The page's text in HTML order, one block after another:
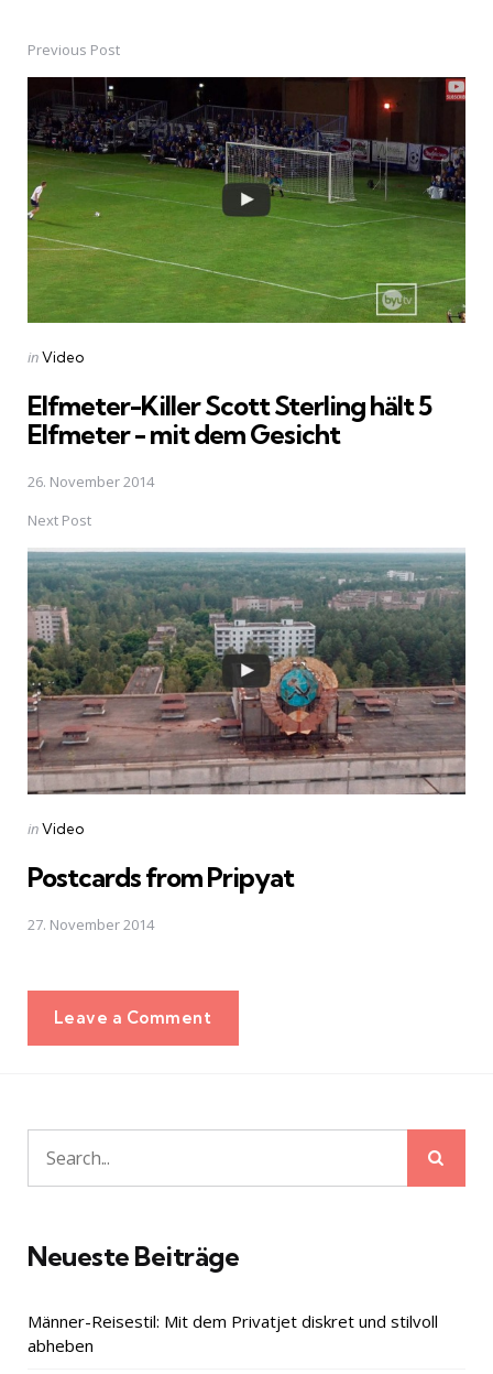
Post
navigation
Previous Post
Posted
inVideo
Elfmeter-Killer Scott Sterling hält 5
Elfmeter - mit dem Gesicht
26. November 2014
Next Post
Posted
inVideo
Postcards from Pripyat
27. November 2014
Leave a Comment
Search
for:
Neueste Beiträge
Männer-Reisestil: Mit dem Privatjet diskret und stilvoll
abheben